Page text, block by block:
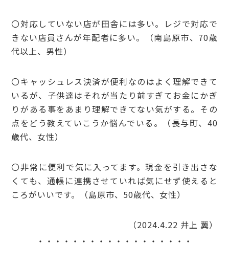
〇対応していない店が田舎には多い。レジで対応で
きない店員さんが年配者に多い。（南島原市、70歳
代以上、男性）
〇キャッシュレス決済が便利なのはよく理解できて
いるが、子供達はそれが当たり前すぎてお金にかぎ
りがある事をあまり理解できてない気がする。その
点をどう教えていこうか悩んでいる。（長与町、40
歳代、女性）
〇非常に便利で気に入ってます。現金を引き出さな
くても、通帳に連携させていれば気にせず使えると
ころがいいです。（島原市、50歳代、女性）
（2024.4.22 井上 翼）
・・・・・・・・・・・・・・・・・・